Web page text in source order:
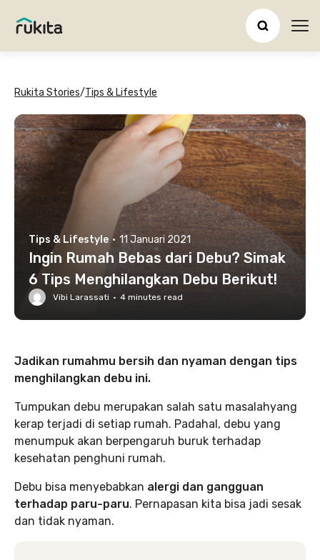
Rukita Stories/Tips & Lifestyle
Tips & Lifestyle · 11 Januari 2021
Ingin Rumah Bebas dari Debu? Simak
6 Tips Menghilangkan Debu Berikut!
Vibi Larassati · 4 minutes read
Jadikan rumahmu bersih dan nyaman dengan tips
menghilangkan debu ini.
Tumpukan debu merupakan salah satu masalahyang
kerap terjadi di setiap rumah. Padahal, debu yang
menumpuk akan berpengaruh buruk terhadap
kesehatan penghuni rumah.
Debu bisa menyebabkan alergi dan gangguan
terhadap paru-paru. Pernapasan kita bisa jadi sesak
dan tidak nyaman.